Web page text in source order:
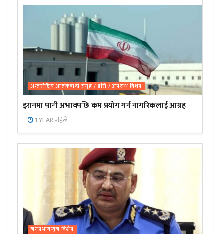
अन्तर्राष्ट्रिय आतंकबादी समूह / इसि / अपराध बिशेष
इरानमा पानी अभावपछि कम प्रयोग गर्न नागरिकलाई आग्रह
1 YEAR पहिले
जनप्रभाबन्युज विशेष